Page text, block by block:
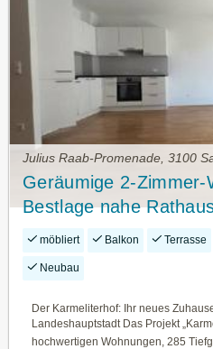
Julius Raab-Promenade, 3100
Geräumige 2-Zimmer-
Bestlage nahe
Ausstattung!
möbliert Balkon Terrasse
Neubau
Der Karmeliterhof: Ihr neues
Landeshauptstadt Das Projekt
hochwertigen Wohnungen, 285